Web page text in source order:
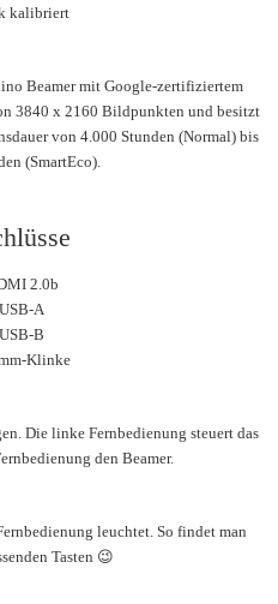
kalibriert
Beamer mit Google-zertifiziertem
3840 x 2160 Bildpunkten und besitzt
von 4.000 Stunden (Normal) bis
(SmartEco).
2.0b
A
B
Klinke
Die linke Fernbedienung steuert das
den Beamer.
leuchtet. So findet man
Tasten 😉